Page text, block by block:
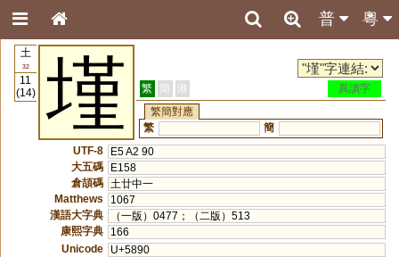
粵
普
土
32
11
(14)
墐 繁 簡 港
異讀字
繁簡對應
繁
簡
UTF-8
E5 A2 90
大五碼
E158
倉頡碼
土廿中一
Matthews
1067
漢語大字典
（一版）0477；（二版）513
康熙字典
166
Unicode
U+5890